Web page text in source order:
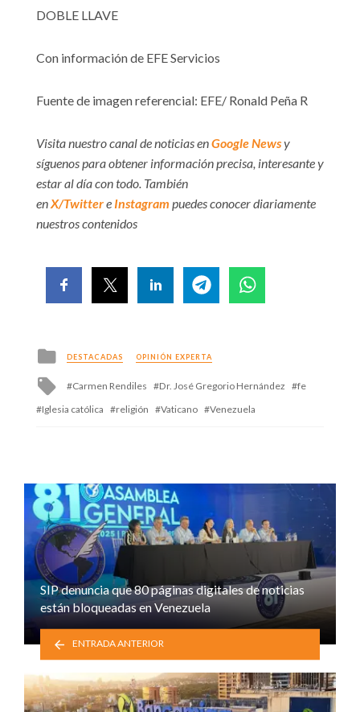
DOBLE LLAVE
Con información de EFE Servicios
Fuente de imagen referencial: EFE/ Ronald Peña R
Visita nuestro canal de noticias enGoogle Newsy
síguenos para obtener información precisa, interesante y
estar al día con todo. También
en X/Twittere Instagram puedes conocer diariamente
nuestros contenidos
Posted
in
DESTACADAS OPINIÓN EXPERTA
Tagged
Carmen Rendiles Dr. José Gregorio Hernández
fe
Iglesia católica
religión Vaticano Venezuela
SIP denuncia que 80 páginas digitales de noticias
están bloqueadas en Venezuela
ENTRADA ANTERIOR